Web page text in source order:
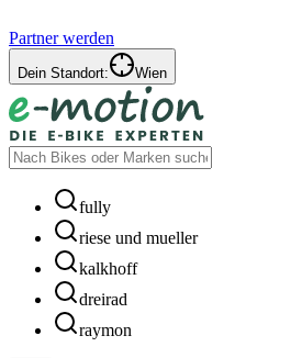
Partner werden
Dein Standort: Wien
fully
riese und mueller
kalkhoff
dreirad
raymon